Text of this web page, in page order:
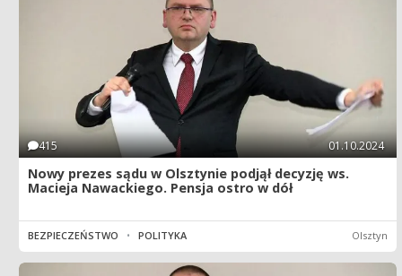
415 01.10.2024
Nowy prezes sądu w Olsztynie podjął decyzję ws.
Macieja Nawackiego. Pensja ostro w dół
BEZPIECZEŃSTWO • POLITYKA Olsztyn